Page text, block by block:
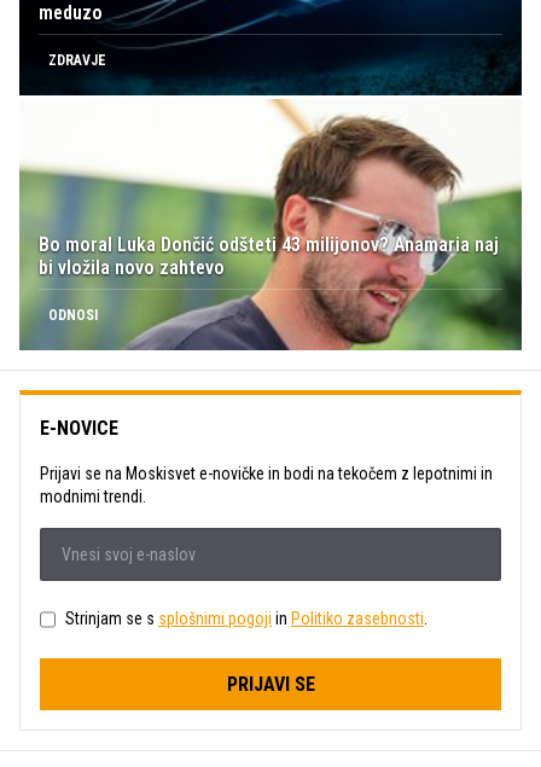
meduzo
ZDRAVJE
Bo moral Luka Dončić odšteti 43 milijonov? Anamaria naj
bi vložila novo zahtevo
ODNOSI
E-NOVICE
Prijavi se na Moskisvet e-novičke in bodi na tekočem z lepotnimi in
modnimi trendi.
Strinjam se s splošnimi pogoji in Politiko zasebnosti
PRIJAVI SE